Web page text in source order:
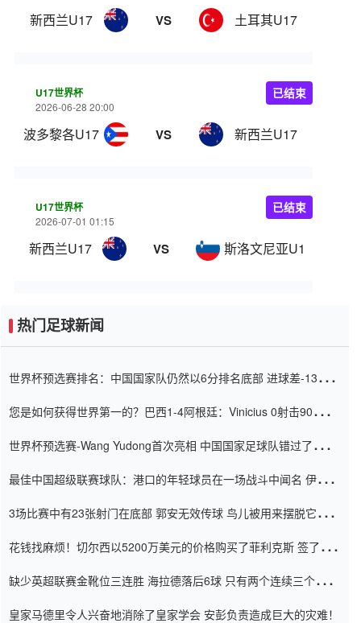
新西兰U17 VS 土耳其U17
U17世界杯
2026-06-28 20:00
波多黎各U17 VS 新西兰U17
已结束
U17世界杯
2026-07-01 01:15
新西兰U17 VS 斯洛文尼亚U17
已结束
热门足球新闻
世界杯预选赛排名：中国国家队仍然以6分排名底部 进球差-13令人
您是如何获得世界第一的？巴西1-4阿根廷：Vinicius 0射击90分钟
世界杯预选赛-Wang Yudong首次亮相 中国国家足球队错过了世界
最佳中国超级联赛球队：港口的年轻球员在一场战斗中闻名 伊万放
3场比赛中有23张射门在底部 郭安无效传球 鸟儿被用来摆脱它
花钱找麻烦！切尔西以5200万美元的价格购买了菲利克斯 签了7年
缺少英超联赛金靴位三连胜 海拉德落后6球 只有两个连续三个连续
皇家马德里令人兴奋地消除了皇家学会 安彭负责造成巨大的灾难！